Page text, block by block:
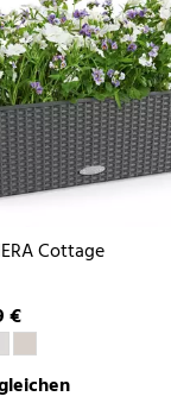
Cottage
€